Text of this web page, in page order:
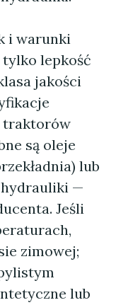
i warunki
lepkość
jakości
traktorów
są oleje
lub
hydrauliki —
Jeśli
zimowej;
lub